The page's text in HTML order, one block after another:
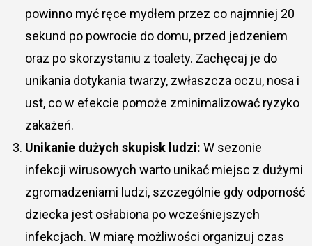
powinno myć ręce mydłem przez co najmniej 20
sekund po powrocie do domu, przed jedzeniem
oraz po skorzystaniu z toalety. Zachęcaj je do
unikania dotykania twarzy, zwłaszcza oczu, nosa i
ust, co w efekcie pomoże zminimalizować ryzyko
zakażeń.
Unikanie dużych skupisk ludzi: W sezonie
infekcji wirusowych warto unikać miejsc z dużymi
zgromadzeniami ludzi, szczególnie gdy odporność
dziecka jest osłabiona po wcześniejszych
infekcjach. W miarę możliwości organizuj czas